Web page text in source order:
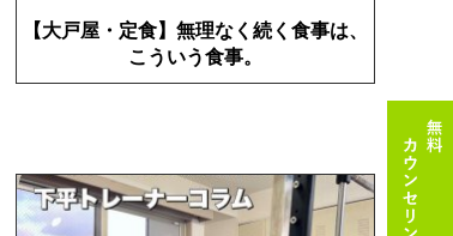
【大戸屋・定食】無理なく続く食事は、
こういう食事。